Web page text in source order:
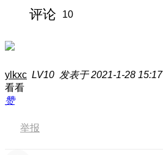
评论 10
ylkxc LV10 发表于 2021-1-28 15:17
看看
赞
举报